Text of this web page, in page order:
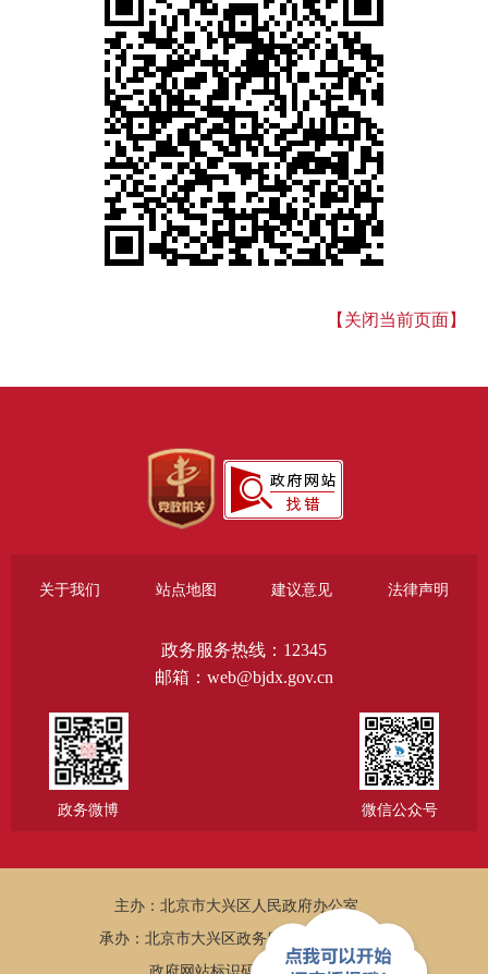
【关闭当前页面】
关于我们 站点地图 建议意见 法律声明
政务服务热线：12345
邮箱：web@bjdx.gov.cn
政务微博 微信公众号
主办：北京市大兴区人民政府办公室
承办：北京市大兴区政务服务和数据管理局